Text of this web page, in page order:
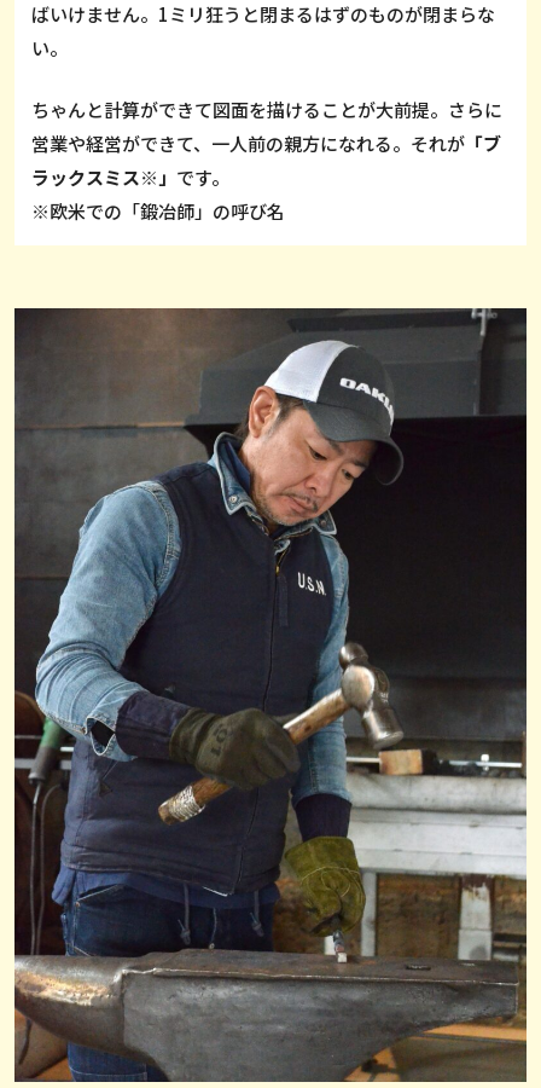
ばいけません。1ミリ狂うと閉まるはずのものが閉まらな
い。
ちゃんと計算ができて図面を描けることが大前提。さらに
営業や経営ができて、一人前の親方になれる。それが 「ブ
ラックスミス※」 です。
※欧米での「鍛冶師」の呼び名